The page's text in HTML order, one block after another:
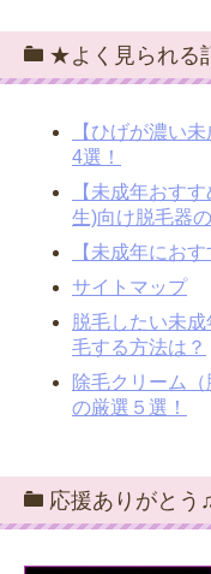
★よく見られる
【ひげが濃い
4選！
【未成年おす
生)向け脱毛器
【未成年にお
サイトマップ
脱毛したい未
毛する方法は？
除毛クリーム
の厳選５選！
応援ありがとう